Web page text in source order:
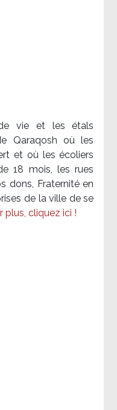
vie et les étals
Qaraqosh où les
et où les écoliers
18 mois, les rues
dons, Fraternité en
de la ville de se
plus, cliquez ici !